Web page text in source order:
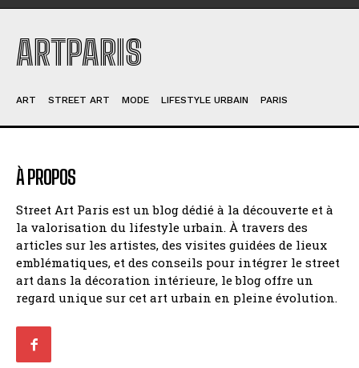
ARTPARIS
ART STREET ART MODE LIFESTYLE URBAIN PARIS
À PROPOS
Street Art Paris est un blog dédié à la découverte et à
la valorisation du lifestyle urbain. À travers des
articles sur les artistes, des visites guidées de lieux
emblématiques, et des conseils pour intégrer le street
art dans la décoration intérieure, le blog offre un
regard unique sur cet art urbain en pleine évolution.